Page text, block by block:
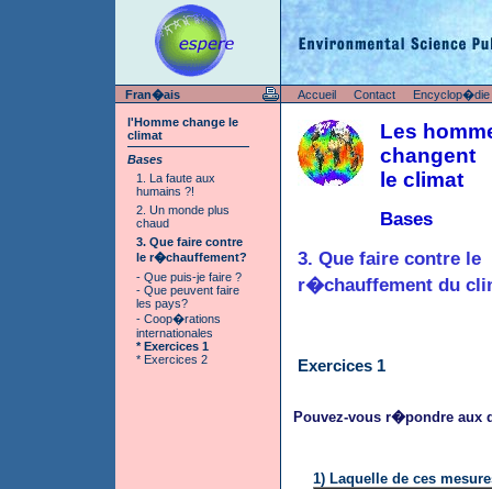
Fran�ais Accueil Contact Encyclop�die
l'Homme change le
climat
Bases
1. La faute aux
humains ?!
2. Un monde plus
chaud
3. Que faire contre
le r�chauffement?
- Que puis-je faire ?
- Que peuvent faire
les pays?
- Coop�rations
internationales
* Exercices 1
* Exercices 2
Les
changent
le climat
Bases
3. Que faire contre le
r�chauffement du
Exercices 1
Pouvez-vous r�pondre aux
1) Laquelle de ces